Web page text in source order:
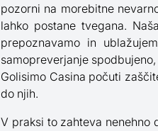
pozorni na morebitne
lahko postane tvegana.
prepoznavamo in
samopreverjanje
Golisimo Casina počuti
do njih.
V praksi to zahteva nenehno